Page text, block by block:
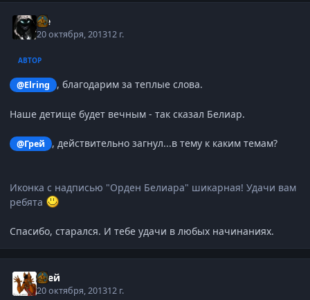
Ice
20 октября, 201312 г.
АВТОР
@Elring , благодарим за теплые слова.
Наше детище будет вечным - так сказал Белиар.
@Грей , действительно загнул...в тему к каким темам?
Иконка с надписью "Орден Белиара" шикарная! Удачи вам
ребята
Спасибо, старался. И тебе удачи в любых начинаниях.
Грей
20 октября, 201312 г.